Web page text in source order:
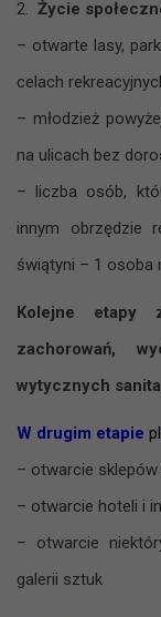
2. Życie
– otwarte lasy,
celach
– młodzież
na ulicach bez
– liczba osób,
innym obrzędzie
świątyni – 1 osoba
Kolejne etapy
zachorowań,
wytycznych
W drugim etapie
– otwarcie
– otwarcie hoteli i
– otwarcie
galerii sztuk